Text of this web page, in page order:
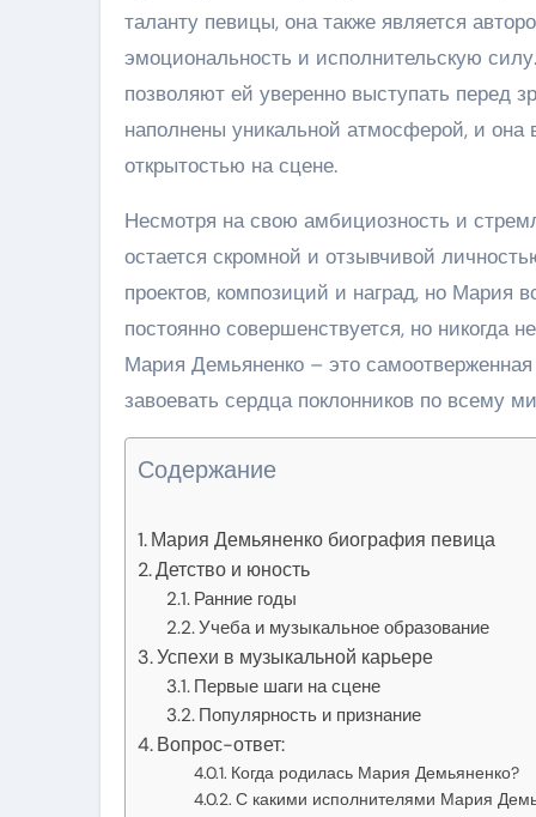
таланту певицы, она также является
эмоциональность и исполнительскую
позволяют ей уверенно выступать перед
наполнены уникальной атмосферой, и она
открытостью на сцене.
Несмотря на свою амбициозность и
остается скромной и отзывчивой
проектов, композиций и наград, но Мария
постоянно совершенствуется, но
Мария Демьяненко – это
завоевать сердца поклонников по всему
Содержание
Мария Демьяненко биография певица
Детство и юность
Ранние годы
Учеба и музыкальное образование
Успехи в музыкальной карьере
Первые шаги на сцене
Популярность и признание
Вопрос-ответ:
Когда родилась Мария Демьяненко?
С какими исполнителями Мария